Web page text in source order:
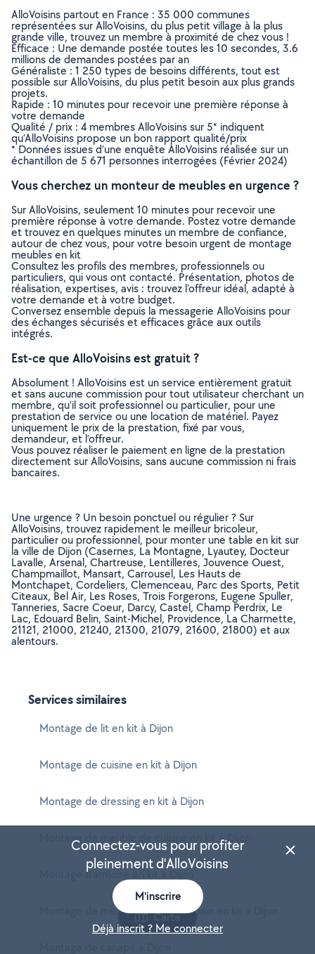
AlloVoisins partout en France : 35 000 communes
représentées sur AlloVoisins, du plus petit village à la plus
grande ville, trouvez un membre à proximité de chez vous !
Efficace : Une demande postée toutes les 10 secondes, 3.6
millions de demandes postées par an
Généraliste : 1 250 types de besoins différents, tout est
possible sur AlloVoisins, du plus petit besoin aux plus grands
projets.
Rapide : 10 minutes pour recevoir une première réponse à
votre demande
Qualité / prix : 4 membres AlloVoisins sur 5* indiquent
qu’AlloVoisins propose un bon rapport qualité/prix
* Données issues d’une enquête AlloVoisins réalisée sur un
échantillon de 5 671 personnes interrogées (Février 2024)
Vous cherchez un monteur de meubles en urgence ?
Sur AlloVoisins, seulement 10 minutes pour recevoir une
première réponse à votre demande. Postez votre demande
et trouvez en quelques minutes un membre de confiance,
autour de chez vous, pour votre besoin urgent de montage
meubles en kit
Consultez les profils des membres, professionnels ou
particuliers, qui vous ont contacté. Présentation, photos de
réalisation, expertises, avis : trouvez l'offreur idéal, adapté à
votre demande et à votre budget.
Conversez ensemble depuis la messagerie AlloVoisins pour
des échanges sécurisés et efficaces grâce aux outils
intégrés.
Est-ce que AlloVoisins est gratuit ?
Absolument ! AlloVoisins est un service entièrement gratuit
et sans aucune commission pour tout utilisateur cherchant un
membre, qu’il soit professionnel ou particulier, pour une
prestation de service ou une location de matériel. Payez
uniquement le prix de la prestation, fixé par vous,
demandeur, et l’offreur.
Vous pouvez réaliser le paiement en ligne de la prestation
directement sur AlloVoisins, sans aucune commission ni frais
bancaires.
Une urgence ? Un besoin ponctuel ou régulier ? Sur
AlloVoisins, trouvez rapidement le meilleur bricoleur,
particulier ou professionnel, pour monter une table en kit sur
la ville de Dijon (Casernes, La Montagne, Lyautey, Docteur
Lavalle, Arsenal, Chartreuse, Lentilleres, Jouvence Ouest,
Champmaillot, Mansart, Carrousel, Les Hauts de
Montchapet, Cordeliers, Clemenceau, Parc des Sports, Petit
Citeaux, Bel Air, Les Roses, Trois Forgerons, Eugene Spuller,
Tanneries, Sacre Coeur, Darcy, Castel, Champ Perdrix, Le
Lac, Edouard Belin, Saint-Michel, Providence, La Charmette,
21121, 21000, 21240, 21300, 21079, 21600, 21800) et aux
alentours.
Services similaires
Montage de lit en kit à Dijon
Montage de cuisine en kit à Dijon
Montage de dressing en kit à Dijon
Montage de meuble de cuisine en kit à Dijon
Montage d'armoire en kit à Dijon
Montage de meuble de salle de bain en kit à Dijon
Carte
Connectez-vous pour profiter
pleinement d'AlloVoisins
M'inscrire
Déjà inscrit ? Me connecter